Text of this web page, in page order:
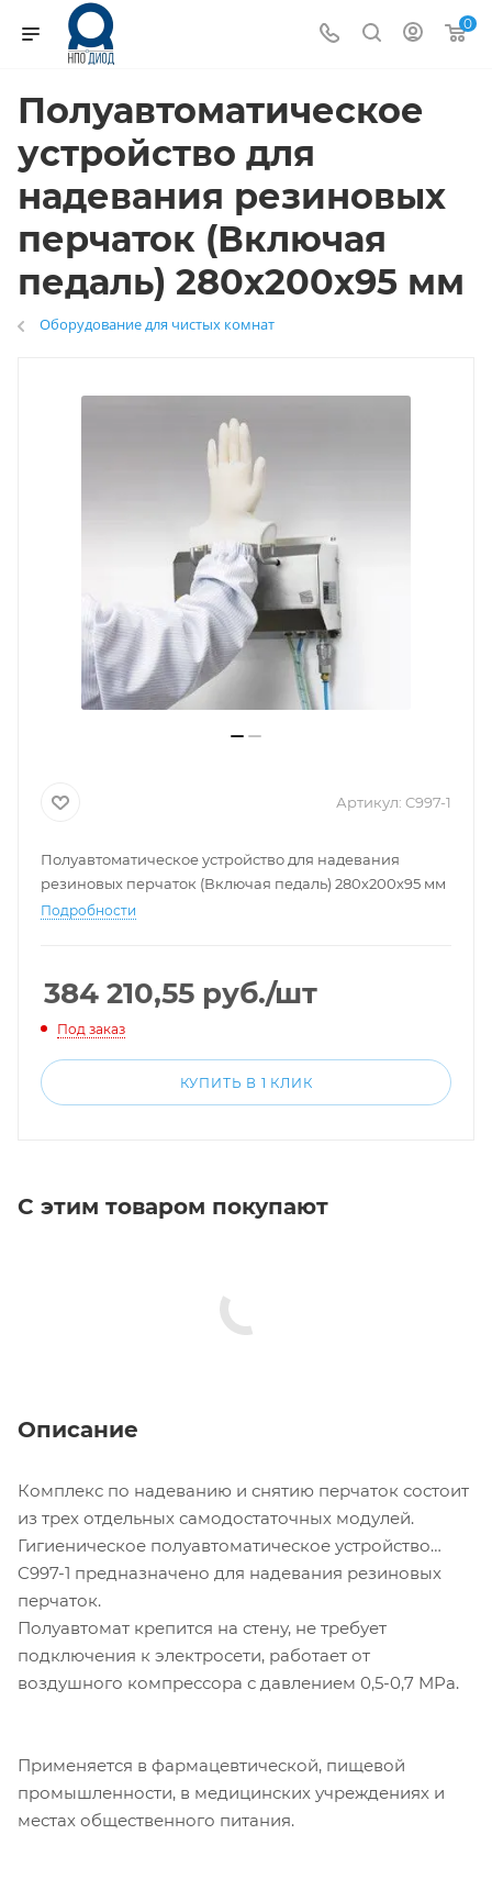
0
Полуавтоматическое
устройство для
надевания резиновых
перчаток (Включая
педаль) 280х200х95 мм
Оборудование для чистых комнат
Артикул: C997-1
Полуавтоматическое устройство для надевания
резиновых перчаток (Включая педаль) 280х200х95 мм
Подробности
384 210,55 руб./шт
Под заказ
КУПИТЬ В 1 КЛИК
С этим товаром покупают
Описание
Комплекс по надеванию и снятию перчаток состоит
из трех отдельных самодостаточных модулей.
Гигиеническое полуавтоматическое устройство
C997-1 предназначено для надевания резиновых
перчаток.
Полуавтомат крепится на стену, не требует
подключения к электросети, работает от
воздушного компрессора с давлением 0,5-0,7 MPa.
Применяется в фармацевтической, пищевой
промышленности, в медицинских учреждениях и
местах общественного питания.